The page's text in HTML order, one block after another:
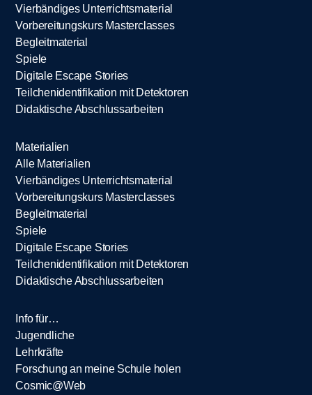
Vierbändiges Unterrichtsmaterial
Vorbereitungskurs Masterclasses
Begleitmaterial
Spiele
Digitale Escape Stories
Teilchenidentifikation mit Detektoren
Didaktische Abschlussarbeiten
Materialien
Alle Materialien
Vierbändiges Unterrichtsmaterial
Vorbereitungskurs Masterclasses
Begleitmaterial
Spiele
Digitale Escape Stories
Teilchenidentifikation mit Detektoren
Didaktische Abschlussarbeiten
Info für…
Jugendliche
Lehrkräfte
Forschung an meine Schule holen
Cosmic@Web